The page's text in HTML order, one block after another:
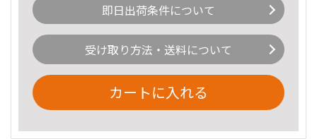
即日出荷条件について
受け取り方法・送料について
カートに入れる